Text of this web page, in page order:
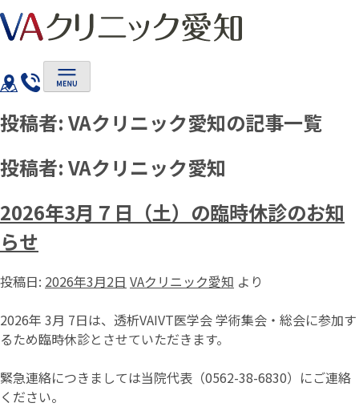
Skip
to
content
投稿者: VAクリニック愛知の記事一覧
投稿者: VAクリニック愛知
2026年3月７日（土）の臨時休診のお知
らせ
投稿日: 2026年3月2日 VAクリニック愛知 より
2026年 3月 7日は、透析VAIVT医学会 学術集会・総会に参加す
るため臨時休診とさせていただきます。
緊急連絡につきましては当院代表（0562-38-6830）にご連絡
ください。